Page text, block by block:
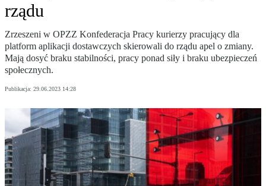
rządu
Zrzeszeni w OPZZ Konfederacja Pracy kurierzy pracujący dla
platform aplikacji dostawczych skierowali do rządu apel o zmiany.
Mają dosyć braku stabilności, pracy ponad siły i braku ubezpieczeń
społecznych.
Publikacja: 29.06.2023 14:28